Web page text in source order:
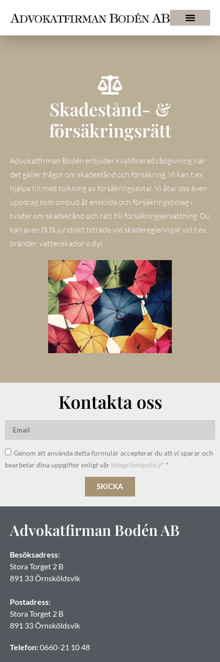
Skadestånd- &
försäkringsrätt
Advokatfirman Bodén erbjuder kvalificerad rådgivning när
det gäller frågor om skadestånd och försäkring. Vi kan t ex
hjälpa till med tolkning av försäkringsavtal. Vi åtar oss även
uppdrag som ombud åt enskilda och försäkringsbolag i
tvister om skadestånd och rätt till försäkringsersättning. Du
kan även få få juridiskt biträde vid skaderegleringar vid t.ex.
bränder, vattenskador o.dyl.
Kontakta oss
Genom att använda detta formulär accepterar du att vi sparar och
bearbetar dina uppgifter enligt vår Integritetspolicy* *
SKICKA
Advokatfirman Bodén AB
Besöksadress:
Stora Torget 2 B
891 33 Örnsköldsvik
Postadress:
Stora Torget 2 B
891 33 Örnsköldsvik
Telefon:0660-21 10 48